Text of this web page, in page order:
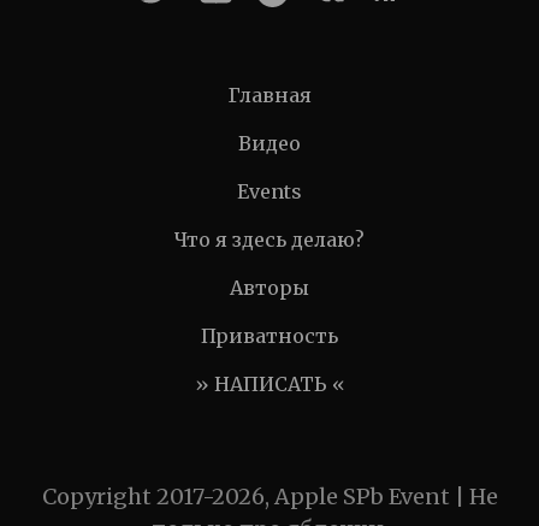
Главная
Видео
Events
Что я здесь делаю?
Авторы
Приватность
» НАПИСАТЬ «
Copyright 2017-2026, Apple SPb Event | Не